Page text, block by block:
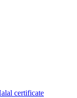
certificate